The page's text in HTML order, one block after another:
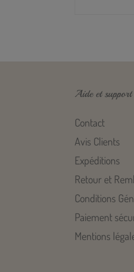
Aide et support
Contact
Avis Clients
Expéditions
Retour et
Conditions
Paiement
Mentions